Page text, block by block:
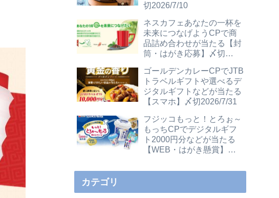
切2026/7/10
ネスカフェあなたの一杯を
未来につなげようCPで商
品詰め合わせが当たる【封
筒・はがき応募】〆切
ゴールデンカレーCPでJTB
トラベルギフトや選べるデ
ジタルギフトなどが当たる
【スマホ】〆切2026/7/31
フジッコもっと！とろぉ～
もっちCPでデジタルギフ
ト2000円分などが当たる
【WEB・はがき懸賞】〆
カテゴリ